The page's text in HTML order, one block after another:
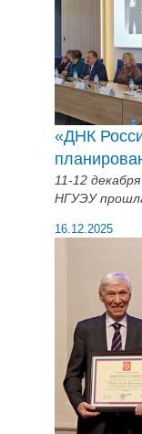
«ДНК
11-12
НГУЭУ
16.12.2025